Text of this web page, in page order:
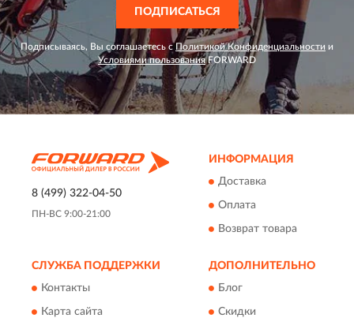
ПОДПИСАТЬСЯ
Подписываясь, Вы соглашаетесь с Политикой Конфиденциальности и
Условиями пользованияFORWARD
8 (499) 322-04-50
ПН-ВС 9:00-21:00
ИНФОРМАЦИЯ
Доставка
Оплата
Возврат товара
СЛУЖБА ПОДДЕРЖКИ
Контакты
Карта сайта
ДОПОЛНИТЕЛЬНО
Блог
Скидки